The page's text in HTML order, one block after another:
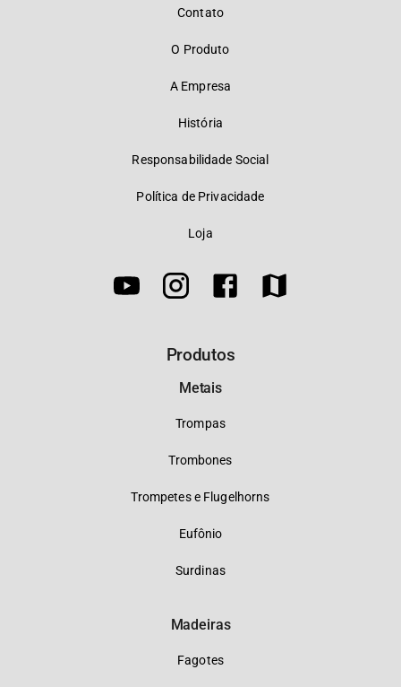
Contato
O Produto
A Empresa
História
Responsabilidade Social
Política de Privacidade
Loja
Produtos
Metais
Trompas
Trombones
Trompetes e Flugelhorns
Eufônio
Surdinas
Madeiras
Fagotes